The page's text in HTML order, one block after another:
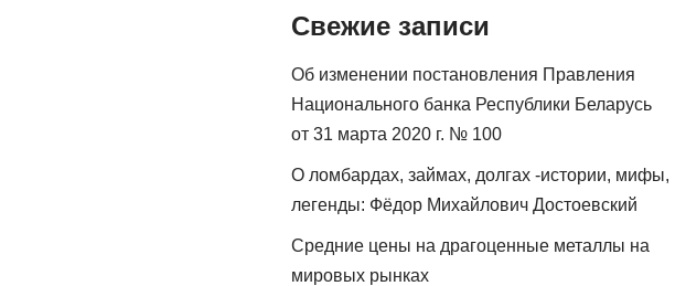
Свежие записи
Об изменении постановления Правления
Национального банка Республики Беларусь
от 31 марта 2020 г. № 100
О ломбардах, займах, долгах -истории, мифы,
легенды: Фёдор Михайлович Достоевский
Средние цены на драгоценные металлы на
мировых рынках